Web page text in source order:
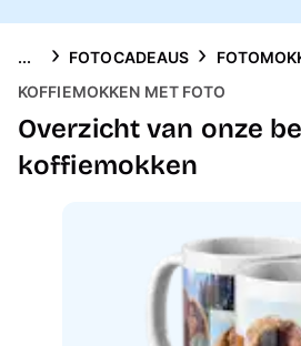
... FOTOCADEAUS
KOFFIEMOKKEN MET FOTO
Overzicht van onze
koffiemokken